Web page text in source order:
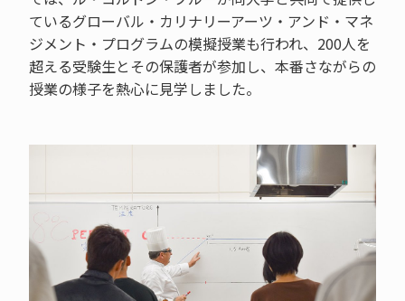
ているグローバル・カリナリーアーツ・アンド・マネ
ジメント・プログラムの模擬授業も行われ、200人を
超える受験生とその保護者が参加し、本番さながらの
授業の様子を熱心に見学しました。